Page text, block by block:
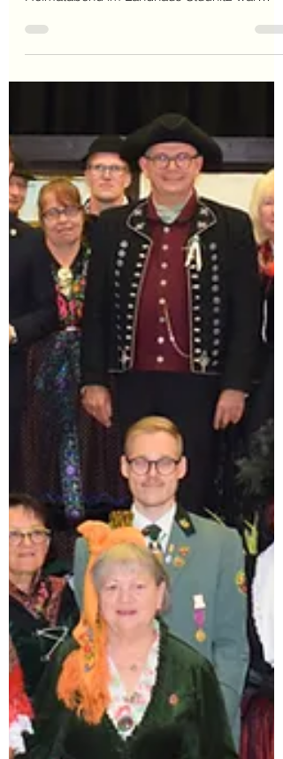
🌿 Heimatabend im Landhaus
Studnitz – Geschichte rund um
das Ohrdrufer Kupferschloss 🏰
Ein voller Saal, gespannte Aufmerksamkeit
und viele neugierige Gesichter: Der jüngste
Heimatabend im Landhaus Studnitz war
erneut ein großer Erfolg. Rund 60
Besucherinnen und Besucher waren
gekommen, um mehr über die bewegte
Geschichte der Burg Ohrdruf – des
sogenannten Kupferschlosses – zu erfahren.
Der Ohrdrufer Historiker Manfred Ständer
nahm das Publikum mit auf eine lebendige
Reise durch die Zeit. Mit zahlreichen Fotos
zeigte er die Entwicklung dieses markanten
Bauwerks